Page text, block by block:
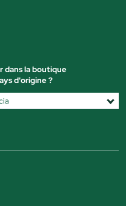
dans la boutique
d'origine ?